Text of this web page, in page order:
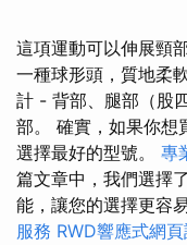
這項運動可以伸展頸
一種球形頭，質地柔
計 - 背部、腿部（股
部。 確實，如果你想
選擇最好的型號。 專
篇文章中，我們選擇
能，讓您的選擇更容
服務 RWD響應式網